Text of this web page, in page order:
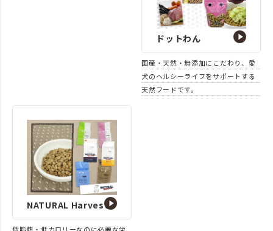
ドットわん
国産・天然・無添加にこだわり、愛
犬のヘルシーライフをサポートする
天然フードです。
NATURAL Harvest
低脂肪・低カロリーなのに必要な栄